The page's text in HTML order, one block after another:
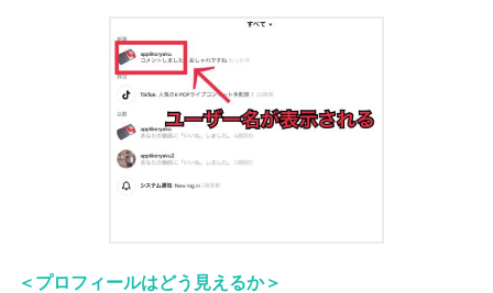
＜プロフィールはどう見えるか＞